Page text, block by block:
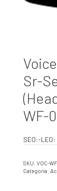
Sr-
WF-
SEO:-LEG:
SKU: VOC-
Categoría: